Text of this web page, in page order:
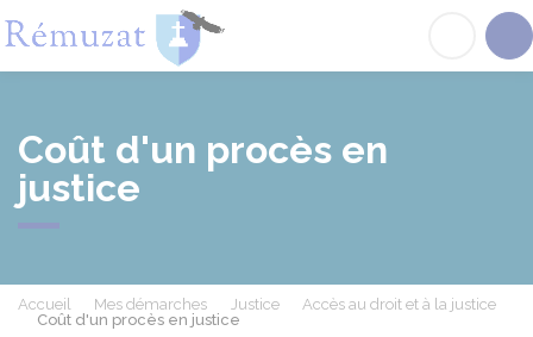
Coût d'un procès en
justice
Accueil Mes démarches Justice
Accès au droit et à la justice
Coût d'un procès en justice